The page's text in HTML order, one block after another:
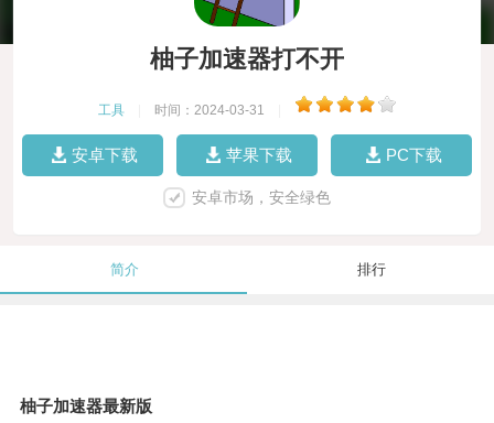
柚子加速器打不开
工具 时间：2024-03-31
安卓下载 苹果下载 PC下载
安卓市场，安全绿色
简介 排行
柚子加速器最新版